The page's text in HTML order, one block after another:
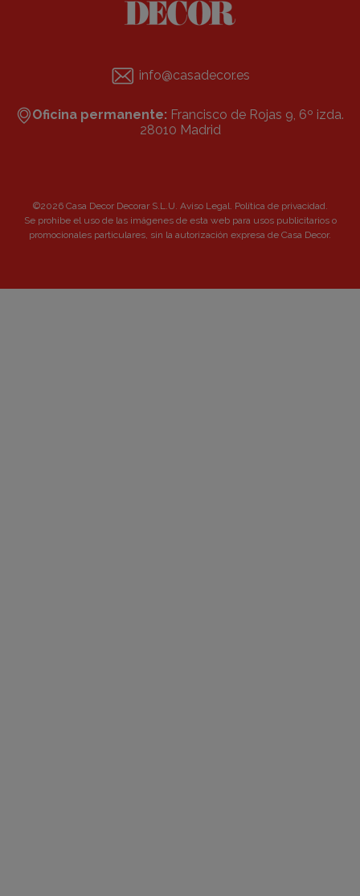
info@casadecor.es
Oficina permanente: Francisco de Rojas 9, 6º izda.
28010 Madrid
©2026 Casa Decor Decorar S.L.U. Aviso Legal. Política de privacidad.
Se prohibe el uso de las imágenes de esta web para usos publicitarios o
promocionales particulares, sin la autorización expresa de Casa Decor.